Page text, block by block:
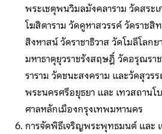
พระเชตุพนวิมลมังคลาราม วัดสระ
โฆสิตาราม วัดคูหาสวรรค์ วัดราชสิ
สิงหาสน์ วัดราชาธิวาส วัดโมลีโลกย
มหาธาตุยุวราชรังสฤษฎิ์ วัดอรุณรา
ราราม วัดชนะสงคราม และวัดสุวร
พระนครศรีอยุธยา และ เทวสถาน
ศาลหลักเมืองกรุงเทพมหานคร
การจัดพิธีเจริญพระพุทธมนต์ และ